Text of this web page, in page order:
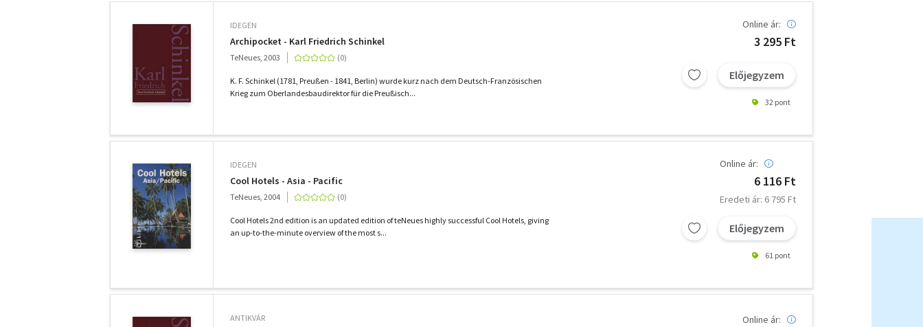
IDEGEN
Archipocket - Karl Friedrich Schinkel
TeNeues, 2003
K. F. Schinkel (1781, Preußen - 1841, Berlin) wurde kurz nach dem Deutsch-Französischen
Krieg zum Oberlandesbaudirektor für die Preußisch...
Online ár:
3 295 Ft
Előjegyzem
32 pont
IDEGEN
Cool Hotels - Asia - Pacific
TeNeues, 2004
Cool Hotels 2nd edition is an updated edition of teNeues highly successful Cool Hotels, giving
an up-to-the-minute overview of the most s...
Online ár:
6 116 Ft
Eredeti ár: 6 795 Ft
Előjegyzem
61 pont
ANTIKVÁR Online ár: